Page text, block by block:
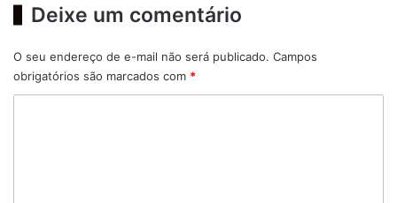
Deixe um comentário
O seu endereço de e-mail não será publicado. Campos
obrigatórios são marcados com *